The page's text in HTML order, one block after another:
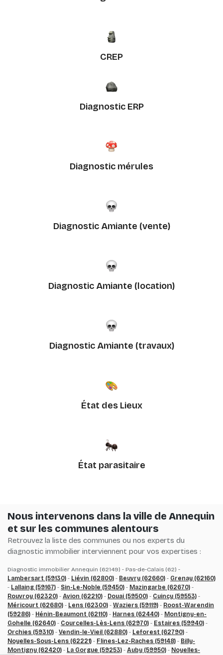
CREP
Diagnostic ERP
Diagnostic mérules
Diagnostic Amiante (vente)
Diagnostic Amiante (location)
Diagnostic Amiante (travaux)
État des Lieux
État parasitaire
Nous intervenons dans la ville de Annequin
et sur les communes alentours
Retrouvez la liste des communes ou nos experts du
diagnostic immobilier interviennent pour vos expertises :
Diagnostic immobilier Annequin (62149) - Pas-de-Calais (62) -
Lambersart (59130) - Liévin (62800) - Beuvry (62660) - Grenay (62160)
- Lallaing (59167) - Sin-Le-Noble (59450) - Mazingarbe (62670) -
Rouvroy (62320) - Avion (62210) - Douai (59500) - Cuincy (59553) -
Méricourt (62680) - Lens (62300) - Waziers (59119) - Roost-Warendin
(59286) - Hénin-Beaumont (62110) - Harnes (62440) - Montigny-en-
Gohelle (62640) - Courcelles-Lès-Lens (62970) - Estaires (59940) -
Orchies (59310) - Vendin-le-Vieil (62880) - Leforest (62790) -
Noyelles-Sous-Lens (62221) - Flines-Lez-Raches (59148) - Billy-
Montigny (62420) - La Gorgue (59253) - Auby (59950) - Noyelles-